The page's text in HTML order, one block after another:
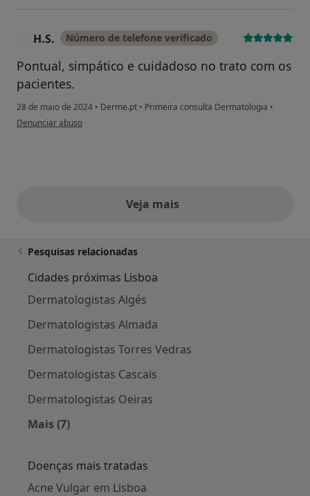
H.S. Número de telefone verificado
Pontual, simpático e cuidadoso no trato com os
pacientes.
28 de maio de 2024 • Derme.pt • Primeira consulta Dermatologia •
na opinião do utilizador H.S.
Denunciar abuso
Veja maisopiniões acima
Pesquisas relacionadas
Cidades próximas Lisboa
Dermatologistas Algés
Dermatologistas Almada
Dermatologistas Torres Vedras
Dermatologistas Cascais
Dermatologistas Oeiras
Mais (7)
Doenças mais tratadas
Acne Vulgar em Lisboa